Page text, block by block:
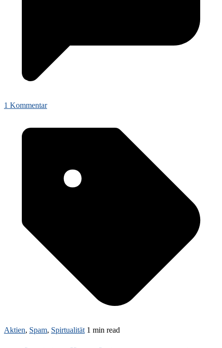
1 Kommentar
Aktien, Spam, Spirtualität 1 min read